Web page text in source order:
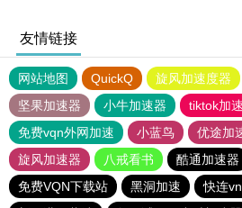
友情链接
网站地图 QuickQ 旋风加速度器
坚果加速器
小牛加速器 tiktok加
免费vqn外网加速
小蓝鸟 优途加
旋风加速器
八戒看书 酷通加速器
免费VQN下载站
黑洞加速 快连